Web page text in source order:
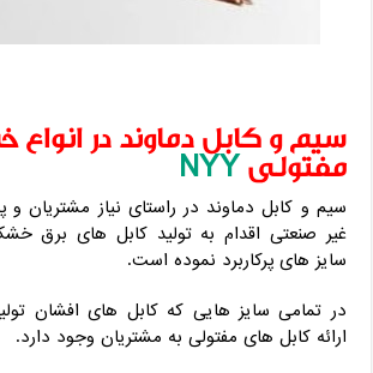
سیم و کابل دماوند در
مفتولیNYY
سیم و کابل دماوند در راستای نیاز مشتریان
سایز های پرکاربرد نموده است.
در تمامی سایز هایی که کابل های افشان
ارائه کابل های مفتولی به مشتریان وجود دارد.